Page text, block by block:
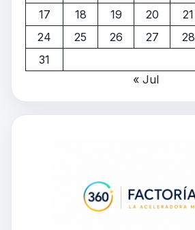
17
18 19 20 21
24
25 26 27 28
31
« Jul